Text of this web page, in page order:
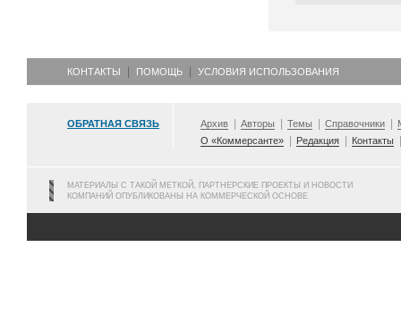
КОНТАКТЫ ПОМОЩЬ УСЛОВИЯ ИСПОЛЬЗОВАНИЯ
ОБРАТНАЯ СВЯЗЬ Архив Авторы Темы Справочники
О «Коммерсанте»
Редакция Контакты
МАТЕРИАЛЫ С ТАКОЙ МЕТКОЙ, ПАРТНЕРСКИЕ ПРОЕКТЫ И НОВОСТИ
КОМПАНИЙ ОПУБЛИКОВАНЫ НА КОММЕРЧЕСКОЙ ОСНОВЕ